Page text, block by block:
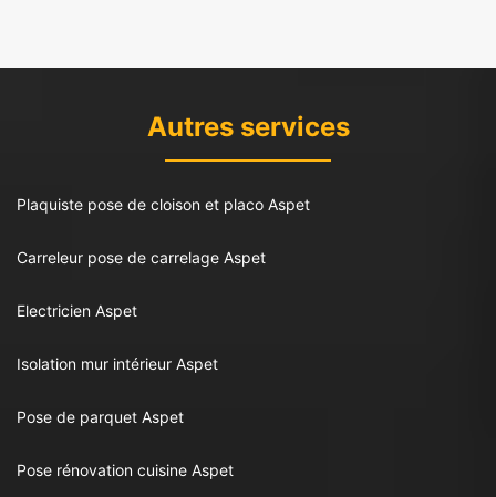
Autres services
Plaquiste pose de cloison et placo Aspet
Carreleur pose de carrelage Aspet
Electricien Aspet
Isolation mur intérieur Aspet
Pose de parquet Aspet
Pose rénovation cuisine Aspet